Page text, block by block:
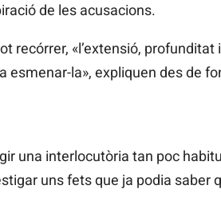
de les acusacions.
recórrer, «l’extensió,
la», expliquen des de
una interlocutòria tan poc
uns fets que ja podia saber